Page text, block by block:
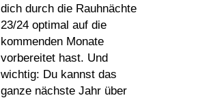
dich durch die Rauhnächte
23/24 optimal auf die
kommenden Monate
vorbereitet hast. Und
wichtig: Du kannst das
ganze nächste Jahr über